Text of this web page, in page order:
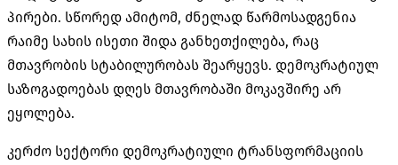
პირები. სწორედ ამიტომ, ძნელად წარმოსადგენია
რაიმე სახის ისეთი შიდა განხეთქილება, რაც
მთავრობის სტაბილურობას შეარყევს. დემოკრატიულ
საზოგადოებას დღეს მთავრობაში მოკავშირე არ
ეყოლება.
კერძო სექტორი დემოკრატიული ტრანსფორმაციის